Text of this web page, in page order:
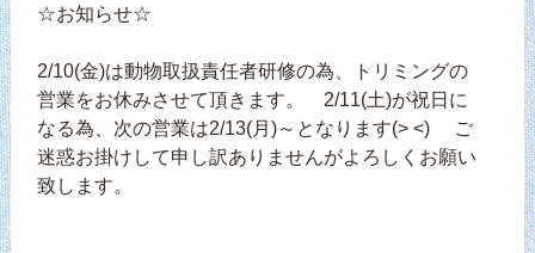
☆お知らせ☆
2/10(金)は動物取扱責任者研修の為、トリミングの
営業をお休みさせて頂きます。 2/11(土)が祝日に
なる為、次の営業は2/13(月)～となります(> <) ご
迷惑お掛けして申し訳ありませんがよろしくお願い
致します。